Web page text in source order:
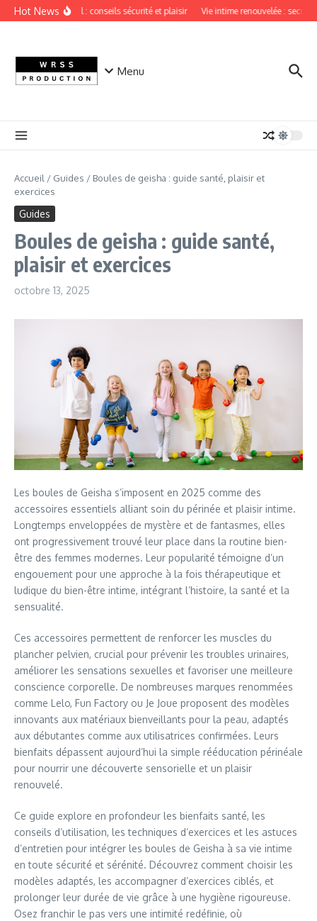
Aller au contenu
Hot News
Sextoy vaginal : conseils sécurité et plaisir Vie intime renouvelée : secrets
Menu
Accueil / Guides / Boules de geisha : guide santé, plaisir et
exercices
Guides
Boules de geisha : guide santé,
plaisir et exercices
octobre 13, 2025
Les boules de Geisha s’imposent en 2025 comme des
accessoires essentiels alliant soin du périnée et plaisir intime.
Longtemps enveloppées de mystère et de fantasmes, elles
ont progressivement trouvé leur place dans la routine bien-
être des femmes modernes. Leur popularité témoigne d’un
engouement pour une approche à la fois thérapeutique et
ludique du bien-être intime, intégrant l’histoire, la santé et la
sensualité.
Ces accessoires permettent de renforcer les muscles du
plancher pelvien, crucial pour prévenir les troubles urinaires,
améliorer les sensations sexuelles et favoriser une meilleure
conscience corporelle. De nombreuses marques renommées
comme Lelo, Fun Factory ou Je Joue proposent des modèles
innovants aux matériaux bienveillants pour la peau, adaptés
aux débutantes comme aux utilisatrices confirmées. Leurs
bienfaits dépassent aujourd’hui la simple rééducation périnéale
pour nourrir une découverte sensorielle et un plaisir
renouvelé.
Ce guide explore en profondeur les bienfaits santé, les
conseils d’utilisation, les techniques d’exercices et les astuces
d’entretien pour intégrer les boules de Geisha à sa vie intime
en toute sécurité et sérénité. Découvrez comment choisir les
modèles adaptés, les accompagner d’exercices ciblés, et
prolonger leur durée de vie grâce à une hygiène rigoureuse.
Osez franchir le pas vers une intimité redéfinie, où